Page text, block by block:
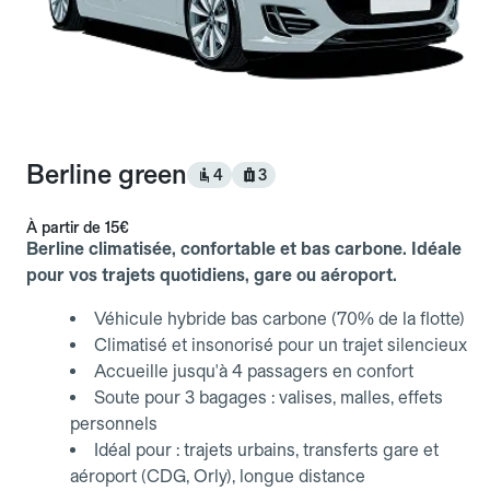
Berline green 4 3
À partir de 15€
Berline climatisée, confortable et bas carbone. Idéale
pour vos trajets quotidiens, gare ou aéroport.
Véhicule hybride bas carbone (70% de la flotte)
Climatisé et insonorisé pour un trajet silencieux
Accueille jusqu'à 4 passagers en confort
Soute pour 3 bagages : valises, malles, effets
personnels
Idéal pour : trajets urbains, transferts gare et
aéroport (CDG, Orly), longue distance